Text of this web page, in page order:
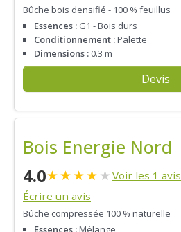
Bûche bois densifié - 100 % feuillus
Essences : G1 - Bois durs
Conditionnement :Palette
Dimensions : 0.3 m
Devis
Bois Energie Nord
4.0★★★★★ Voir les 1 avis
Écrire un avis
Bûche compressée 100 % naturelle